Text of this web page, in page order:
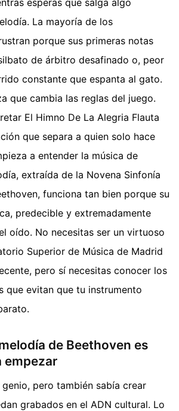
esperas que salga algo
La mayoría de los
porque sus primeras notas
de árbitro desafinado o, peor
constante que espanta al gato.
que cambia las reglas del juego.
El Himno De La Alegria Flauta
que separa a quien solo hace
a entender la música de
extraída de la Novena Sinfonía
funciona tan bien porque su
predecible y extremadamente
oído. No necesitas ser un virtuoso
Superior de Música de Madrid
pero sí necesitas conocer los
que evitan que tu instrumento
de Beethoven es
empezar
genio, pero también sabía crear
grabados en el ADN cultural. Lo